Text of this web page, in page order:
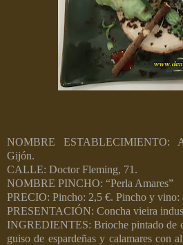
NOMBRE ESTABLECIMIENTO:
Gijón.
CALLE: Doctor Fleming, 71.
NOMBRE PINCHO: “Perla Amares”
PRECIO: Pincho: 2,5 €. Pincho y vino:
PRESENTACIÓN: Concha vieira
INGREDIENTES: Brioche pintado de
guiso de espardeñas y calamares con